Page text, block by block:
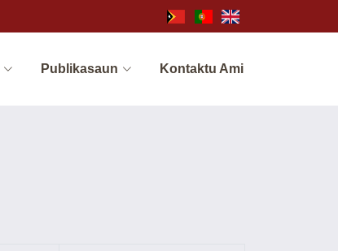
Publikasaun Kontaktu Ami